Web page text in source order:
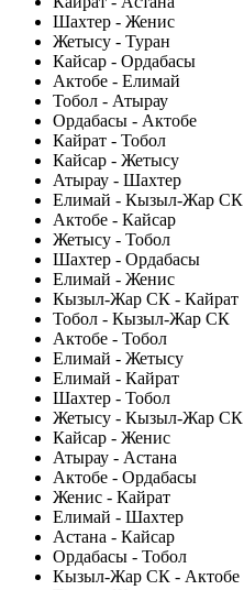
Шахтер - Женис
Жетысу - Туран
Кайсар - Ордабасы
Актобе - Елимай
Тобол - Атырау
Ордабасы - Актобе
Кайрат - Тобол
Кайсар - Жетысу
Атырау - Шахтер
Елимай - Кызыл-Жар СК
Актобе - Кайсар
Жетысу - Тобол
Шахтер - Ордабасы
Елимай - Женис
Кызыл-Жар СК - Кайрат
Тобол - Кызыл-Жар СК
Актобе - Тобол
Елимай - Жетысу
Елимай - Кайрат
Шахтер - Тобол
Жетысу - Кызыл-Жар СК
Кайсар - Женис
Атырау - Астана
Актобе - Ордабасы
Женис - Кайрат
Елимай - Шахтер
Астана - Кайсар
Ордабасы - Тобол
Кызыл-Жар СК - Актобе